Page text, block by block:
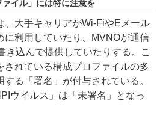
イル」には特に注意を
大手キャリアがWi-FiやEメール
に利用していたり、MVNOが通信
き込んで提供していたりする。こ
されている構成プロファイルの多
する「署名」が付与されている。
ウイルス」は「未署名」となっ